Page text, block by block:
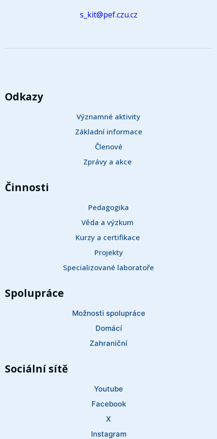
s_kit@pef.czu.cz
Odkazy
Významné aktivity
Základní informace
Členové
Zprávy a akce
Činnosti
Pedagogika
Věda a výzkum
Kurzy a certifikace
Projekty
Specializované laboratoře
Spolupráce
Možnosti spolupráce
Domácí
Zahraniční
Sociální sítě
Youtube
Facebook
X
Instagram